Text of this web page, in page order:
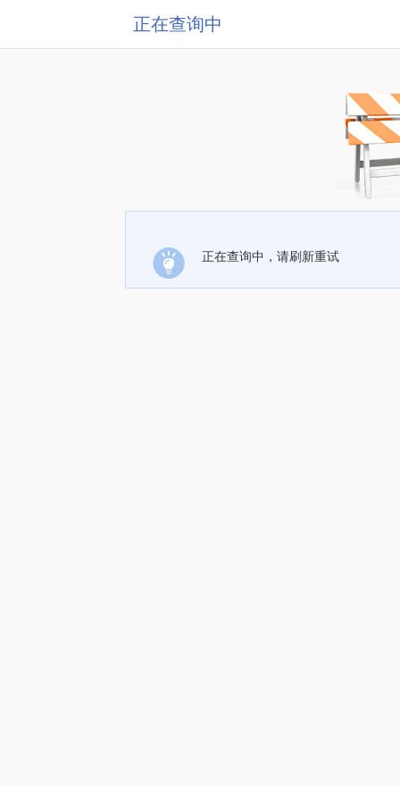
正在查询中
正在查询中，请刷新重试